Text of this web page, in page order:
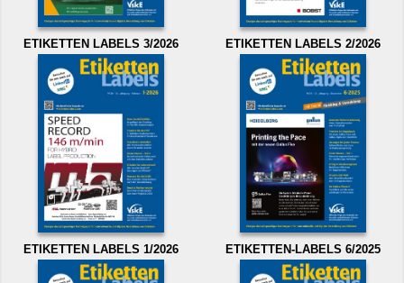
ETIKETTEN LABELS 3/2026 ETIKETTEN LABELS 2/2026
ETIKETTEN LABELS 1/2026 ETIKETTEN-LABELS 6/2025